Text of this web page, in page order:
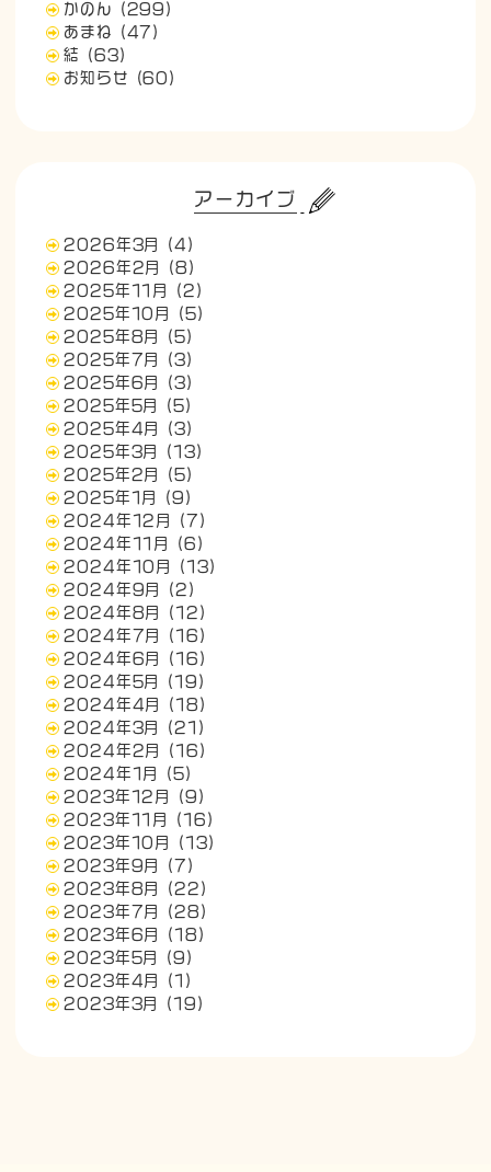
かのん
(299)
あまね
(47)
結
(63)
お知らせ
(60)
アーカイブ
2026年3月
(4)
2026年2月
(8)
2025年11月
(2)
2025年10月
(5)
2025年8月
(5)
2025年7月
(3)
2025年6月
(3)
2025年5月
(5)
2025年4月
(3)
2025年3月
(13)
2025年2月
(5)
2025年1月
(9)
2024年12月
(7)
2024年11月
(6)
2024年10月
(13)
2024年9月
(2)
2024年8月
(12)
2024年7月
(16)
2024年6月
(16)
2024年5月
(19)
2024年4月
(18)
2024年3月
(21)
2024年2月
(16)
2024年1月
(5)
2023年12月
(9)
2023年11月
(16)
2023年10月
(13)
2023年9月
(7)
2023年8月
(22)
2023年7月
(28)
2023年6月
(18)
2023年5月
(9)
2023年4月
(1)
2023年3月
(19)